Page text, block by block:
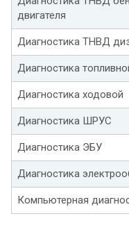
двигателя
Диагностика ТНВД
Диагностика
Диагностика ходовой
Диагностика ШРУС
Диагностика ЭБУ
Диагностика
Компьютерная